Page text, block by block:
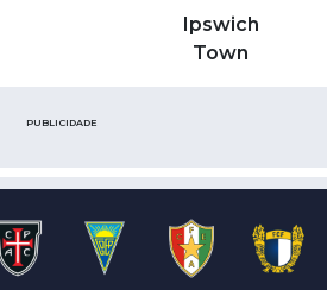
Ipswich
Town
PUBLICIDADE